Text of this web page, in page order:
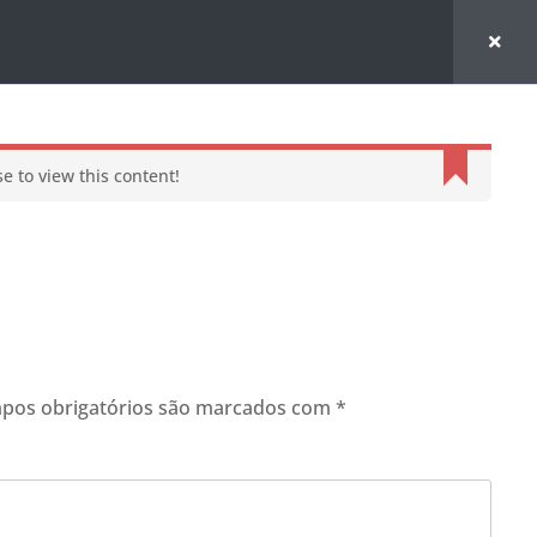
to view this content!
obrigatórios são marcados com *